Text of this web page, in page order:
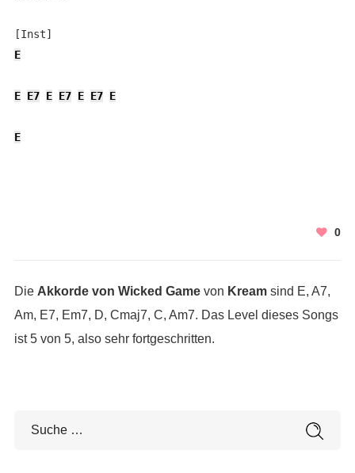
E
E E7 E E7 E E7 E
E
0
Die Akkorde von Wicked Gamevon Kreamsind E, A7,
Am, E7, Em7, D, Cmaj7, C, Am7. Das Level dieses Songs
ist 5 von 5, also sehr fortgeschritten.